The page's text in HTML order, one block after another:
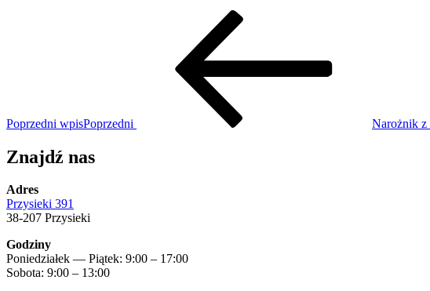
Poprzedni wpisPoprzedni Narożnik z
Znajdź nas
Adres
Przysieki 391
38-207 Przysieki
Godziny
Poniedziałek — Piątek: 9:00 – 17:00
Sobota: 9:00 – 13:00